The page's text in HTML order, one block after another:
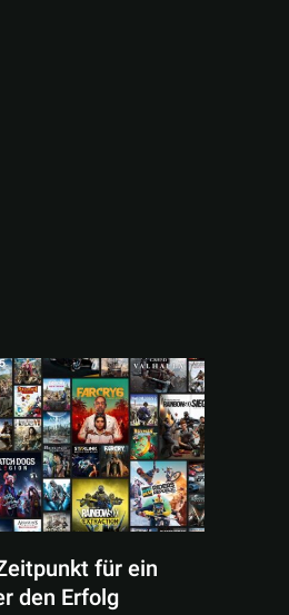
für ein
den Erfolg